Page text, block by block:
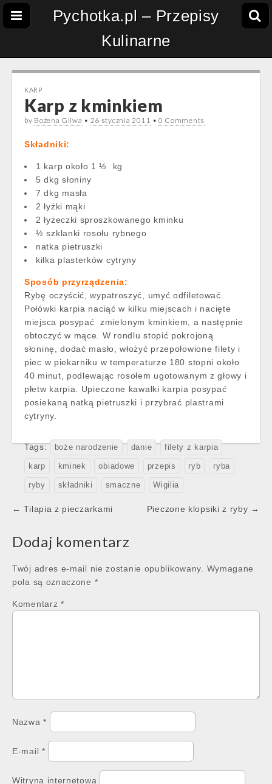
Pychotka.pl – Przepisy
Kulinarne
KARP
Karp z kminkiem
by Bożena Gliwa • 26 stycznia 2011 • 0 Comments
Składniki:
1 karp około 1 ½ kg
5 dkg słoniny
7 dkg masła
2 łyżki mąki
2 łyżeczki sproszkowanego kminku
½ szklanki rosołu rybnego
natka pietruszki
kilka plasterków cytryny
Sposób przyrządzenia:
Rybę oczyścić, wypatroszyć, umyć odfiletować.
Połówki karpia naciąć w kilku miejscach i nacięte
miejsca posypać zmielonym kminkiem, a następnie
obtoczyć w mące. W rondlu stopić pokrojoną
słoninę, dodać masło, włożyć przepołowione filety i
piec w piekarniku w temperaturze 180 stopni około
40 minut, podlewając rosołem ugotowanym z głowy i
płetw karpia. Upieczone kawałki karpia posypać
posiekaną natką pietruszki i przybrać plastrami
cytryny.
Tags: boże narodzenie danie filety z karpia
karp kminek obiadowe przepis ryb ryba
ryby składniki smaczne Wigilia
Post
← Tilapia z pieczarkami Pieczone klopsiki z ryby →
Dodaj komentarz
Twój adres e-mail nie zostanie opublikowany.
Wymagane
pola są oznaczone *
Komentarz *
Nazwa*
E-mail *
Witryna internetowa